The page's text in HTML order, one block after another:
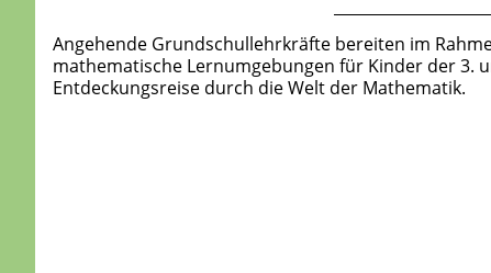
Angehende Grundschullehrkräfte bereiten im
mathematische Lernumgebungen für Kinder der 3.
Entdeckungsreise durch die Welt der Mathematik.